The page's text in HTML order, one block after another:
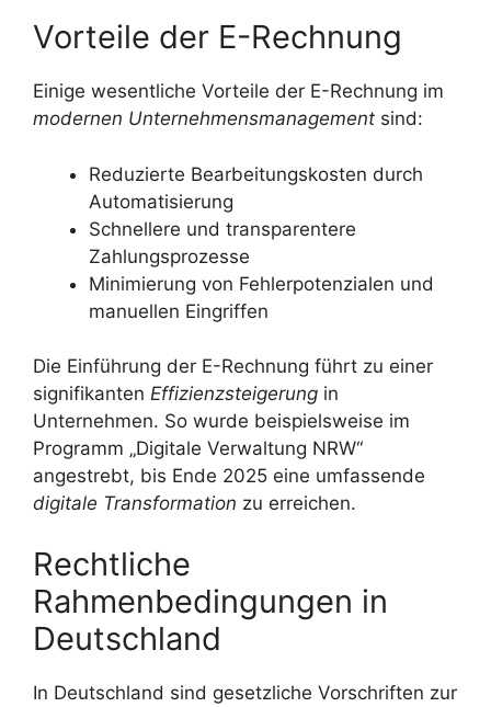
Vorteile der E-Rechnung
Einige wesentliche Vorteile der E-Rechnung im
modernen Unternehmensmanagement sind:
Reduzierte Bearbeitungskosten durch
Automatisierung
Schnellere und transparentere
Zahlungsprozesse
Minimierung von Fehlerpotenzialen und
manuellen Eingriffen
Die Einführung der E-Rechnung führt zu einer
signifikanten Effizienzsteigerung in
Unternehmen. So wurde beispielsweise im
Programm „Digitale Verwaltung NRW“
angestrebt, bis Ende 2025 eine umfassende
digitale Transformation zu erreichen.
Rechtliche
Rahmenbedingungen in
Deutschland
In Deutschland sind gesetzliche Vorschriften zur